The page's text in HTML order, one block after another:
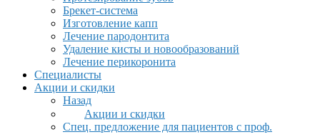
Брекет-система
Изготовление капп
Лечение пародонтита
Удаление кисты и новообразований
Лечение перикоронита
Специалисты
Акции и скидки
Назад
Акции и скидки
Спец. предложение для пациентов с проф.